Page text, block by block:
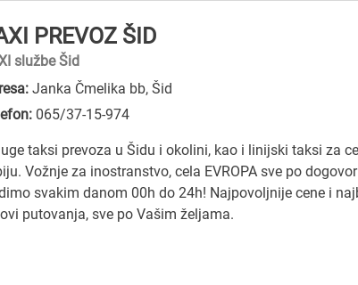
PREVOZ ŠID
službe Šid
Janka Čmelika bb, Šid
065/37-15-974
taksi prevoza u Šidu i okolini, kao i linijski taksi za
Vožnje za inostranstvo, cela EVROPA sve po
svakim danom 00h do 24h! Najpovoljnije cene i
putovanja, sve po Vašim željama.